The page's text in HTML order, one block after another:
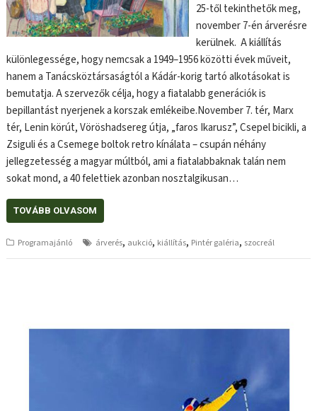
25-től tekinthetők meg,
november 7-én árverésre
kerülnek. A kiállítás
különlegessége, hogy nemcsak a 1949–1956 közötti évek műveit,
hanem a Tanácsköztársaságtól a Kádár-korig tartó alkotásokat is
bemutatja. A szervezők célja, hogy a fiatalabb generációk is
bepillantást nyerjenek a korszak emlékeibe.November 7. tér, Marx
tér, Lenin körút, Vöröshadsereg útja, „faros Ikarusz”, Csepel bicikli, a
Zsiguli és a Csemege boltok retro kínálata – csupán néhány
jellegzetesség a magyar múltból, ami a fiatalabbaknak talán nem
sokat mond, a 40 felettiek azonban nosztalgikusan…
TOVÁBB OLVASOM
Programajánló árverés, aukció, kiállítás, Pintér galéria, szocreál